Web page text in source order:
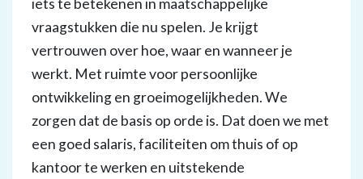
iets te betekenen in maatschappelijke
vraagstukken die nu spelen. Je krijgt
vertrouwen over hoe, waar en wanneer je
werkt. Met ruimte voor persoonlijke
ontwikkeling en groeimogelijkheden. We
zorgen dat de basis op orde is. Dat doen we met
een goed salaris, faciliteiten om thuis of op
kantoor te werken en uitstekende